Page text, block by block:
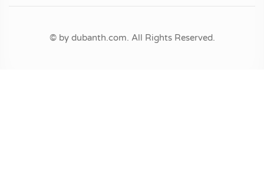
© by dubanth.com. All Rights Reserved.